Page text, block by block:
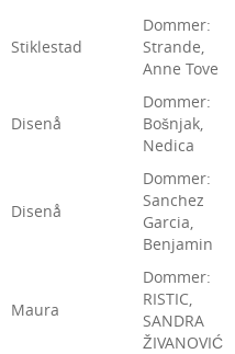
Stiklestad
Dommer:
Strande,
Anne Tove
Disenå
Dommer:
Bošnjak,
Nedica
Disenå
Dommer:
Sanchez
Garcia,
Benjamin
Maura
Dommer:
RISTIC,
SANDRA
ŽIVANOVIĆ